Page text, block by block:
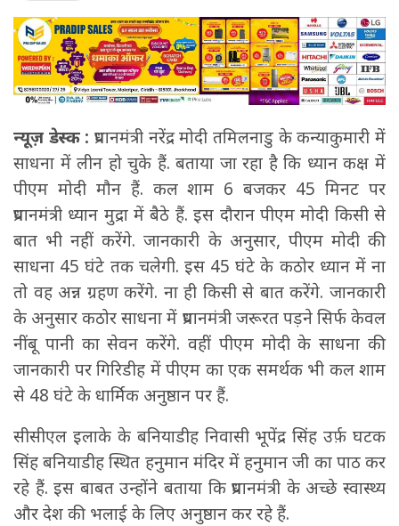
न्यूज़ डेस्क : प्रधानमंत्री नरेंद्र मोदी तमिलनाडु के कन्याकुमारी में
साधना में लीन हो चुके हैं. बताया जा रहा है कि ध्यान कक्ष में
पीएम मोदी मौन हैं. कल शाम 6 बजकर 45 मिनट पर
प्रधानमंत्री ध्यान मुद्रा में बैठे हैं. इस दौरान पीएम मोदी किसी से
बात भी नहीं करेंगे. जानकारी के अनुसार, पीएम मोदी की
साधना 45 घंटे तक चलेगी. इस 45 घंटे के कठोर ध्यान में ना
तो वह अन्न ग्रहण करेंगे. ना ही किसी से बात करेंगे. जानकारी
के अनुसार कठोर साधना में प्रधानमंत्री जरूरत पड़ने सिर्फ केवल
नींबू पानी का सेवन करेंगे. वहीं पीएम मोदी के साधना की
जानकारी पर गिरिडीह में पीएम का एक समर्थक भी कल शाम
से 48 घंटे के धार्मिक अनुष्ठान पर हैं.
सीसीएल इलाके के बनियाडीह निवासी भूपेंद्र सिंह उर्फ़ घटक
सिंह बनियाडीह स्थित हनुमान मंदिर में हनुमान जी का पाठ कर
रहे हैं. इस बाबत उन्होंने बताया कि प्रधानमंत्री के अच्छे स्वास्थ्य
और देश की भलाई के लिए अनुष्ठान कर रहे हैं.